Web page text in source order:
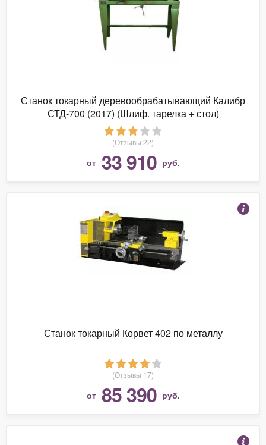
Станок токарный деревообрабатывающий Калибр
СТД-700 (2017) (Шлиф. тарелка + стол)
(Отзывы 22)
от 33 910 руб.
Станок токарный Корвет 402 по металлу
(Отзывы 17)
от 85 390 руб.